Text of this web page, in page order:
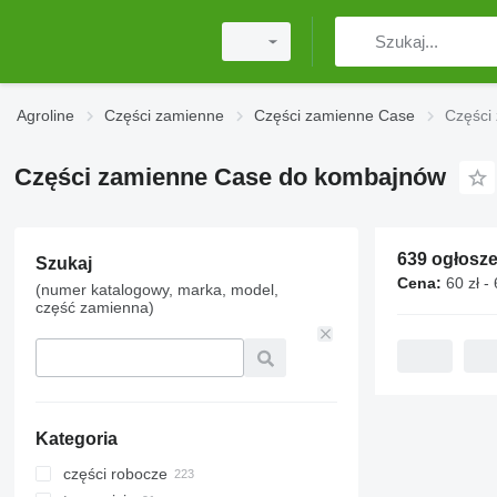
Agroline Części zamienne Części zamienne Case Części
Części zamienne Case do kombajnów
Szukaj
(numer katalogowy, marka, model,
część zamienna)
Kategoria
części robocze
639
Cena: 60 zł -